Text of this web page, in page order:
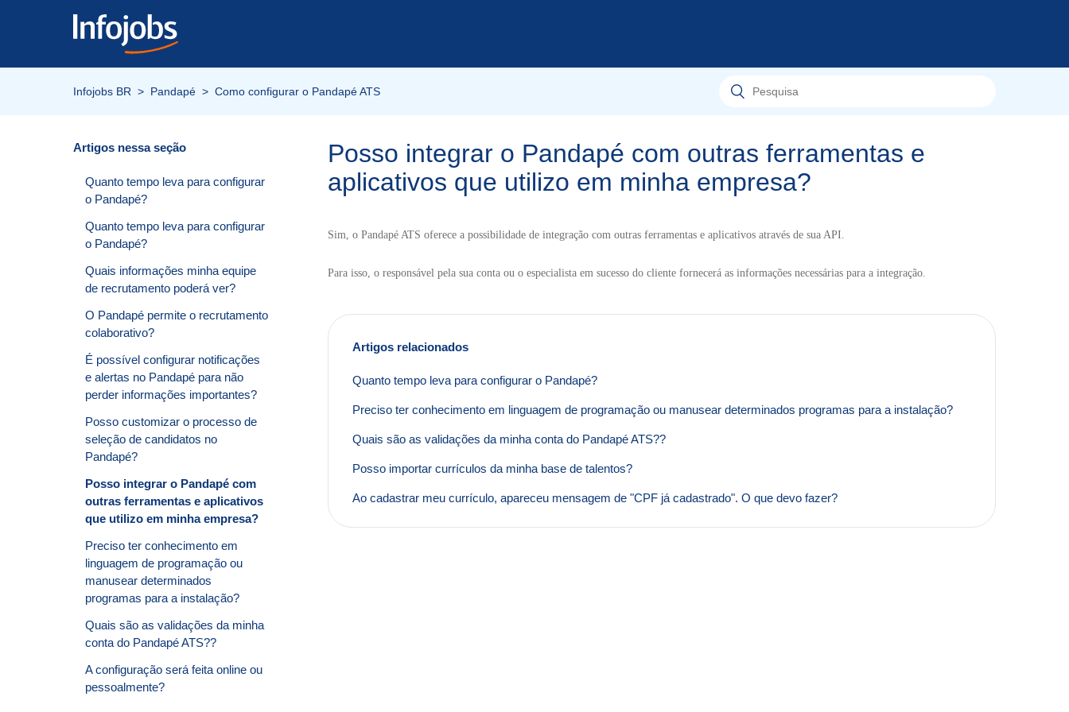
Infojobs BR Pandapé Como configurar o Pandapé ATS
Artigos nessa seção
Quanto tempo leva para configurar
o Pandapé?
Quanto tempo leva para configurar
o Pandapé?
Quais informações minha equipe
de recrutamento poderá ver?
O Pandapé permite o recrutamento
colaborativo?
É possível configurar notificações
e alertas no Pandapé para não
perder informações importantes?
Posso customizar o processo de
seleção de candidatos no
Pandapé?
Posso integrar o Pandapé com
outras ferramentas e aplicativos
que utilizo em minha empresa?
Preciso ter conhecimento em
linguagem de programação ou
manusear determinados
programas para a instalação?
Quais são as validações da minha
conta do Pandapé ATS??
A configuração será feita online ou
pessoalmente?
Posso integrar o Pandapé com outras ferramentas e
aplicativos que utilizo em minha empresa?
Sim, o Pandapé ATS oferece a possibilidade de integração com outras ferramentas e aplicativos através de sua API.
Para isso, o responsável pela sua conta ou o especialista em sucesso do cliente fornecerá as informações necessárias para a integração.
Artigos relacionados
Quanto tempo leva para configurar o Pandapé?
Preciso ter conhecimento em linguagem de programação ou manusear determinados programas para a instalação?
Quais são as validações da minha conta do Pandapé ATS??
Posso importar currículos da minha base de talentos?
Ao cadastrar meu currículo, apareceu mensagem de "CPF já cadastrado". O que devo fazer?